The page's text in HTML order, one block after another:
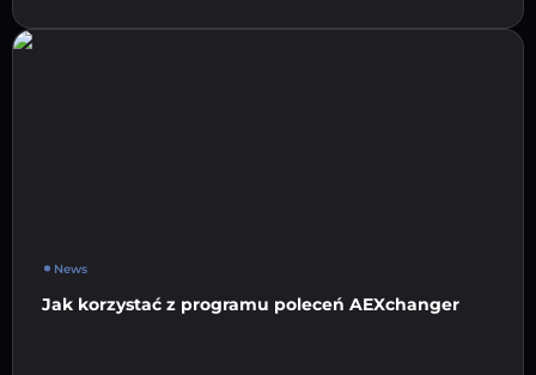
News
Jak korzystać z programu poleceń AEXchanger